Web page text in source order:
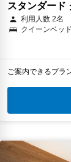
スタンダード
利用人数 2名
クイーンベッ
ご案内できるプラ